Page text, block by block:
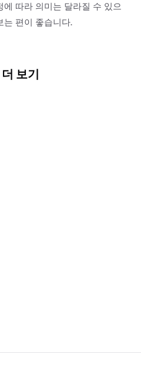
따라 의미는 달라질 수 있으
는 편이 좋습니다.
보기